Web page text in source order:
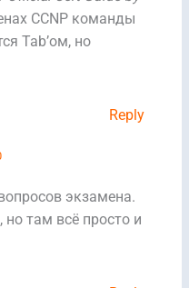
CCNP команды
Tab’ом, но
Reply
экзамена.
но там всё просто и